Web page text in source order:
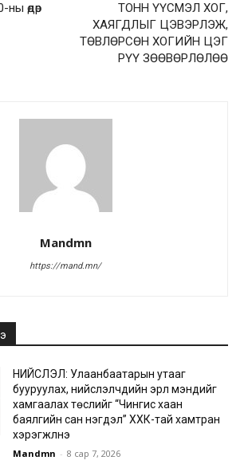
ны өдөр
TОНН ҮҮСМЭЛ ХОГ,
ХАЯГДЛЫГ ЦЭВЭРЛЭЖ,
ТӨВЛӨРСӨН ХОГИЙН ЦЭГ
РҮҮ ЗӨӨВӨРЛӨЛӨӨ
Mandmn
https://mand.mn/
НИЙСЛЭЛ: Улаанбаатарын утааг
бууруулах, нийслэлчүүдийн эрүүл мэндийг
хамгаалах төслийг “Чингис хаан
баялгийн сан нэгдэл” ХХК-тай хамтран
хэрэгжүүлнэ
Mandmn - 8 сар 7, 2026